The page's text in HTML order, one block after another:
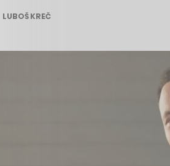
LUBOŠ KREČ